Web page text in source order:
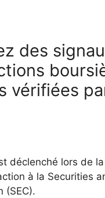
des
vérifiées
déclenché lors de
à la Securities
(SEC).